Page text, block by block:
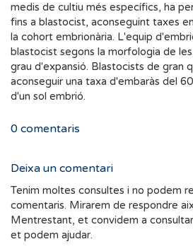
medis de cultiu més específics, ha
fins a blastocist, aconseguint taxes
la cohort embrionària. L'equip
blastocist segons la morfologia de les
grau d'expansió. Blastocists de gran
aconseguir una taxa d'embaràs del
d'un sol embrió.
0 comentaris
Deixa un comentari
Tenim moltes consultes i no podem
comentaris. Mirarem de respondre
Mentrestant, et convidem a
et podem ajudar.